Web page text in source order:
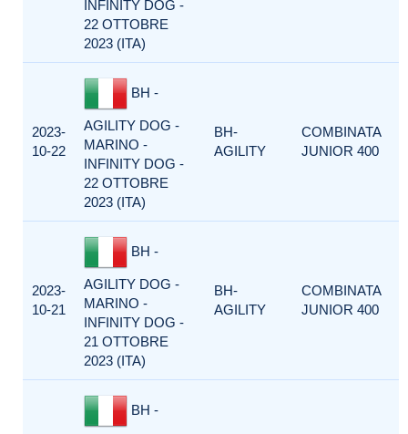
INFINITY DOG -
22 OTTOBRE
2023 (ITA)
2023-
10-22
BH -
AGILITY DOG -
MARINO -
INFINITY DOG -
22 OTTOBRE
2023 (ITA)
BH-
AGILITY
COMBINATA
JUNIOR 400
2023-
10-21
BH -
AGILITY DOG -
MARINO -
INFINITY DOG -
21 OTTOBRE
2023 (ITA)
BH-
AGILITY
COMBINATA
JUNIOR 400
BH -